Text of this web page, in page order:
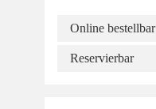
Online bestellbar
Reservierbar